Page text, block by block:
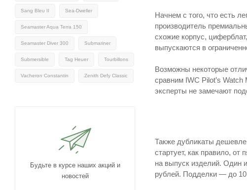
Начнем с того, что есть
производитель
схожие корпус,
выпускаются в
Возможны некоторые
сравним IWC Pilot’s
эксперты не замечают
Также дубликаты
стартует, как правило,
на выпуск изделий. Один
рублей. Подделки — до
Sang Bleu II Sea-Dweller
Seamaster Aqua Terra 150
Seamaster Diver 300 Submariner
Submersible Tag Heuer Tourbillons
Vacheron Constantin Zenith Defy Classic
Будьте в курсе наших акций и
новостей